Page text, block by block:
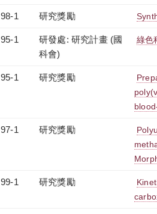
98-1 研究獎勵
95-1
研發處: 研究計畫 (國
科會)
綠色
95-1 研究獎勵
97-1 研究獎勵
99-1 研究獎勵